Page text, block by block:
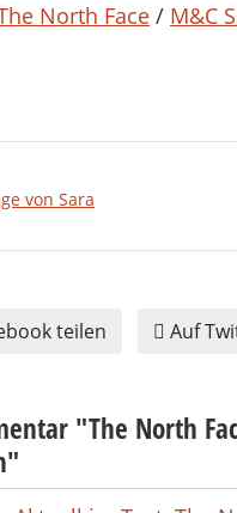
North Face / M&C
von Sara
teilen Auf
"The North
"